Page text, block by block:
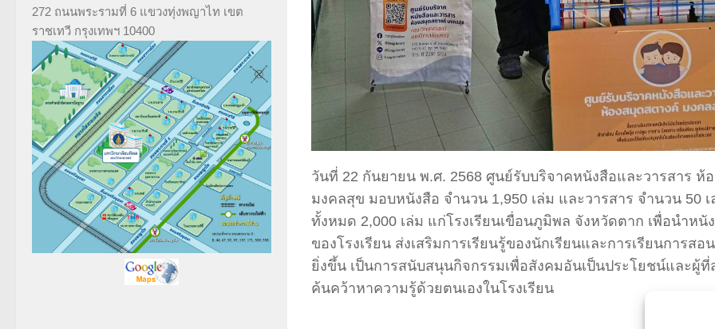
วันที่ 22 กันยายน พ.ศ. 2568 ศูนย์รับบริจาคหนังสือและวารสาร ห้
มงคลสุข มอบหนังสือ จำนวน 1,950 เล่ม และวารสาร จำนวน 50
ทั้งหมด 2,000 เล่ม แก่โรงเรียนเขื่อนภูมิพล จังหวัดตาก เพื่อนำหนั
ของโรงเรียน ส่งเสริมการเรียนรู้ของนักเรียนและการเรียนการสอ
ยิ่งขึ้น เป็นการสนับสนุนกิจกรรมเพื่อสังคมอันเป็นประโยชน์และผู้
ค้นคว้าหาความรู้ด้วยตนเองในโรงเรียน
272 ถนนพระรามที่ 6 แขวงทุ่งพญาไท เขต
ราชเทวี กรุงเทพฯ 10400